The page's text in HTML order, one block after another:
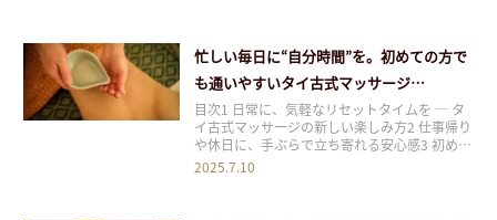
忙しい毎日に“自分時間”を。初めての方で
も通いやすいタイ古式マッサージ
BUASAWANの魅力
目次1 日常に、気軽なリセットタイムを ― タ
イ古式マッサージの新しい楽しみ方2 仕事帰り
や休日に、手ぶらで立ち寄れる安心感3 初めて
のリラクゼーションでも安心のサポート体制4
2025.7.10